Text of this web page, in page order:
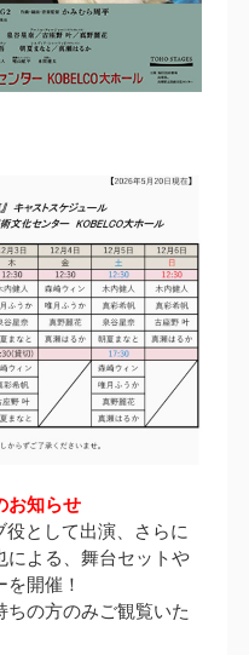
お知らせ
役として出演、さらに
による、舞台セットや
開催！
の方のみご観覧いた